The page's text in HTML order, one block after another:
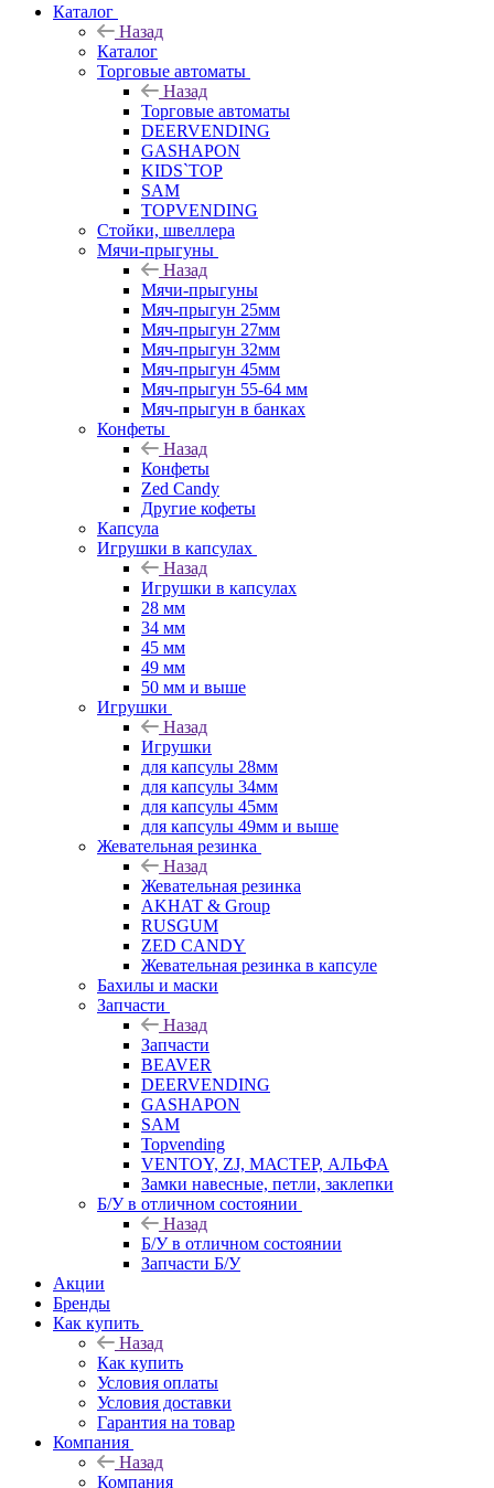
Каталог
Назад
Каталог
Торговые автоматы
Назад
Торговые автоматы
DEERVENDING
GASHAPON
KIDS`TOP
SAM
TOPVENDING
Стойки, швеллера
Мячи-прыгуны
Назад
Мячи-прыгуны
Мяч-прыгун 25мм
Мяч-прыгун 27мм
Мяч-прыгун 32мм
Мяч-прыгун 45мм
Мяч-прыгун 55-64 мм
Мяч-прыгун в банках
Конфеты
Назад
Конфеты
Zed Candy
Другие кофеты
Капсула
Игрушки в капсулах
Назад
Игрушки в капсулах
28 мм
34 мм
45 мм
49 мм
50 мм и выше
Игрушки
Назад
Игрушки
для капсулы 28мм
для капсулы 34мм
для капсулы 45мм
для капсулы 49мм и выше
Жевательная резинка
Назад
Жевательная резинка
AKHAT & Group
RUSGUM
ZED CANDY
Жевательная резинка в капсуле
Бахилы и маски
Запчасти
Назад
Запчасти
BEAVER
DEERVENDING
GASHAPON
SAM
Topvending
VENTOY, ZJ, МАСТЕР, АЛЬФА
Замки навесные, петли, заклепки
Б/У в отличном состоянии
Назад
Б/У в отличном состоянии
Запчасти Б/У
Акции
Бренды
Как купить
Назад
Как купить
Условия оплаты
Условия доставки
Гарантия на товар
Компания
Назад
Компания